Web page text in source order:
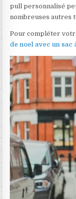
pull personnalisé
nombreuses autres
Pour compléter
de noel avec un sac